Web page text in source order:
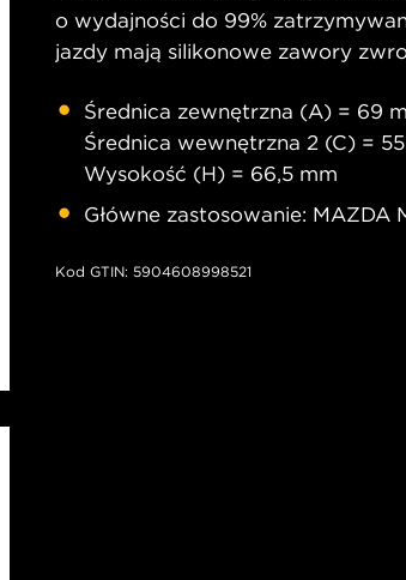
o wydajności do 99%
jazdy mają silikonowe zawory
Średnica zewnętrzna (A) = 69
Średnica wewnętrzna 2 (C) =
Wysokość (H) = 66,5 mm
Główne zastosowanie: MAZDA
Kod GTIN: 5904608998521